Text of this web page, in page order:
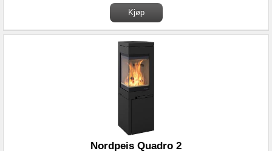
Nordpeis Quadro 2